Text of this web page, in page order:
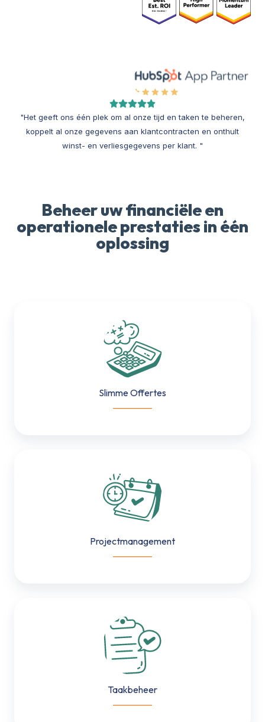
"Het geeft ons één plek om al onze tijd en taken te beheren,
koppelt al onze gegevens aan klantcontracten en onthult
winst- en verliesgegevens per klant. "
Beheer uw financiële en
operationele prestaties in één
oplossing
Offertes
Slimme Offertes
Projectmanagement
Taakbeheer